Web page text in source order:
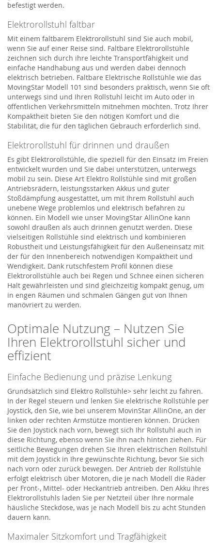
befestigt werden.
Elektrorollstuhl faltbar
Mit einem faltbarem Elektrorollstuhl sind Sie auch mobil,
wenn Sie auf einer Reise sind. Faltbare Elektrorollstühle
zeichnen sich durch ihre leichte Transportfähigkeit und
einfache Handhabung aus und werden dabei dennoch
elektrisch betrieben. Faltbare Elektrische Rollstühle wie das
MovingStar Modell 101 sind besonders praktisch, wenn Sie oft
unterwegs sind und Ihren Rollstuhl leicht im Auto oder in
öffentlichen Verkehrsmitteln mitnehmen möchten. Trotz Ihrer
Kompaktheit bieten Sie den nötigen Komfort und die
Stabilität, die für den täglichen Gebrauch erforderlich sind.
Elektrorollstuhl für drinnen und draußen
Es gibt Elektrorollstühle, die speziell für den Einsatz im Freien
entwickelt wurden und Sie dabei unterstützen, unterwegs
mobil zu sein. Diese Art Elektro Rollstühle sind mit großen
Antriebsrädern, leistungsstarken Akkus und guter
Stoßdämpfung ausgestattet, um mit Ihrem Rollstuhl auch
unebene Wege problemlos und elektrisch befahren zu
können. Ein Modell wie unser MovingStar AllinOne kann
sowohl draußen als auch drinnen genutzt werden. Diese
vielseitigen Rollstühle sind elektrisch und kombinieren
Robustheit und Leistungsfähigkeit für den Außeneinsatz mit
der für den Innenbereich notwendigen Kompaktheit und
Wendigkeit. Dank rutschfestem Profil können diese
Elektrorollstühle auch bei Regen und Schnee einen sicheren
Halt gewährleisten und sind gleichzeitig kompakt genug, um
in engen Räumen und schmalen Gängen gut von Ihnen
manövriert zu werden.
Optimale Nutzung – Nutzen Sie
Ihren Elektrorollstuhl sicher und
effizient
Einfache Bedienung und präzise Lenkung
Grundsätzlich sind Elektro Rollstühle> sehr leicht zu fahren.
In der Regel steuern und lenken Sie elektrische Rollstühle per
Joystick, den Sie, wie bei unserem MovinStar AllinOne, an der
linken oder rechten Armstütze montieren können. Drücken
Sie den Joystick nach vorn, bewegt sich Ihr Rollstuhl auch in
diese Richtung, ebenso wenn Sie ihn nach hinten ziehen. Für
seitliche Bewegungen drehen Sie Ihren elektrischen Rollstuhl
mit dem Joystick in Ihre gewünschte Richtung, bevor Sie sich
nach vorn oder zurück bewegen. Der Antrieb der Rollstühle
erfolgt elektrisch über Motoren, die je nach Modell die Räder
per Front-, Mittel- oder Heckantrieb antreiben. Den Akku Ihres
Elektrorollstuhls laden Sie per Netzteil über Ihre normale
häusliche Steckdose, was je nach Modell bis zu acht Stunden
dauern kann.
Maximaler Sitzkomfort und Tragfähigkeit